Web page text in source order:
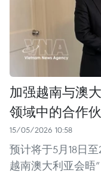
加强越南与澳
领域中的合作
15/05/2026 10:58
预计将于5月18日
越南澳大利亚会晤